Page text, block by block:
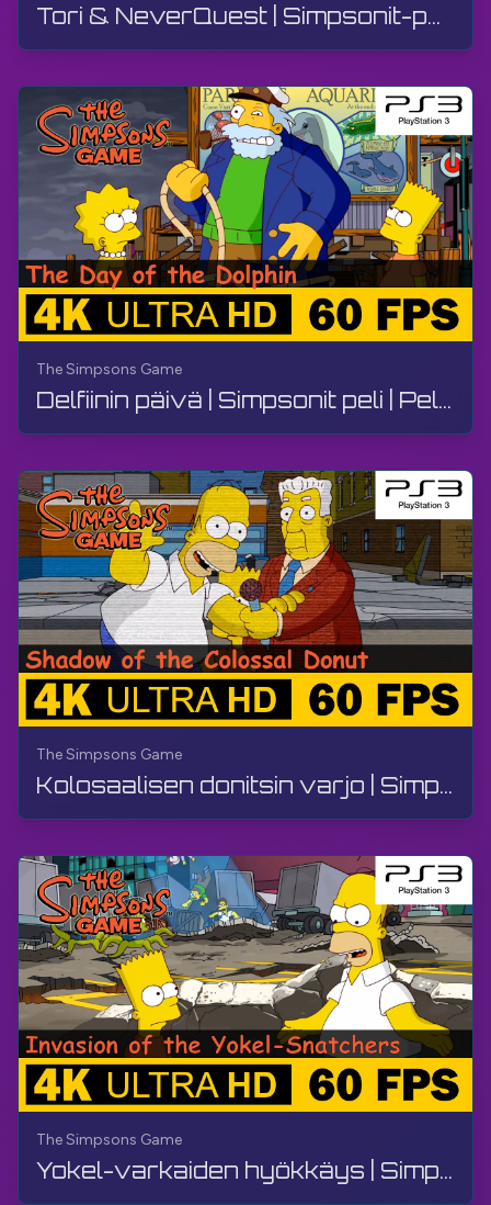
Tori & NeverQuest | Simpsonit-peli | PS3, Suora lähetys
The Simpsons Game
Delfiinin päivä | Simpsonit peli | Peliohje, ei kommentteja, PS3
The Simpsons Game
Kolosaalisen donitsin varjo | Simpsonit-peli | Peliohje, ei kommenttia, PS3
The Simpsons Game
Yokel-varkaiden hyökkäys | Simpsonit-peli | Peliohje, ei kommenttia, PS3